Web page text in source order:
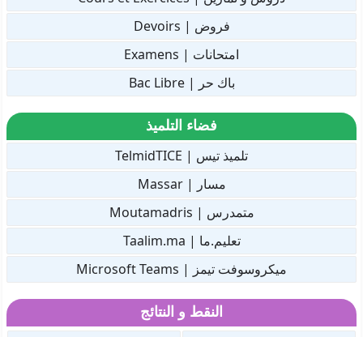
فروض | Devoirs
امتحانات | Examens
باك حر | Bac Libre
فضاء التلميذ
تلميذ تيس | TelmidTICE
مسار | Massar
متمدرس | Moutamadris
تعليم.ما | Taalim.ma
ميكروسوفت تيمز | Microsoft Teams
النقط و النتائج